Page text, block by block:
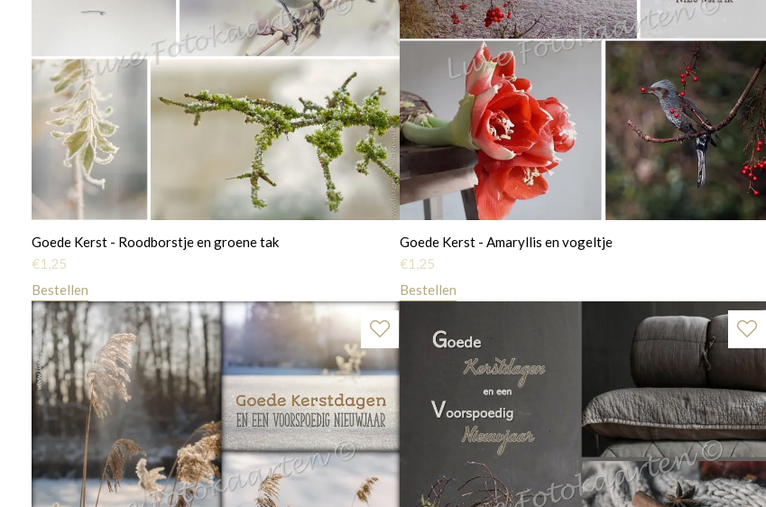
Goede Kerst - Roodborstje en groene tak
€1,25
Bestellen
Goede Kerst - Amaryllis en vogeltje
€1,25
Bestellen